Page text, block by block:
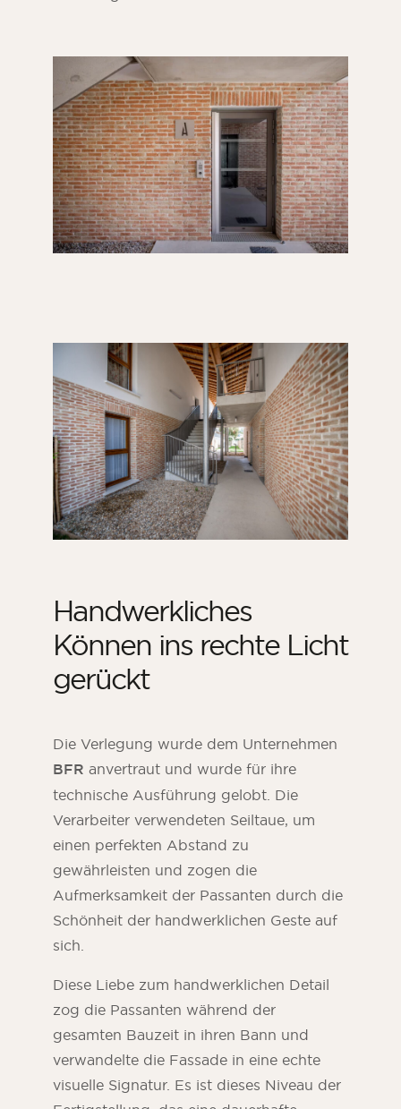
Handwerkliches
Können ins rechte Licht
gerückt
Die Verlegung wurde dem Unternehmen
BFR anvertraut und wurde für ihre
technische Ausführung gelobt . Die
Verarbeiter verwendeten Seiltaue, um
einen perfekten Abstand zu
gewährleisten und zogen die
Aufmerksamkeit der Passanten durch die
Schönheit der handwerklichen Geste auf
sich
Diese Liebe zum handwerklichen Detail
zog die Passanten während der
gesamten Bauzeit in ihren Bann und
verwandelte die Fassade in eine echte
visuelle Signatur. Es ist dieses Niveau der